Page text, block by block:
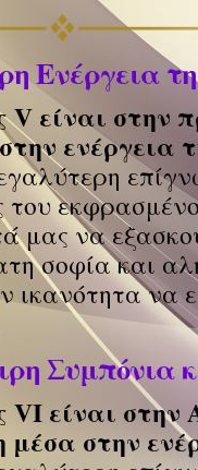
Ενέργεια
είναι στην
ενέργεια
μας να
σοφία και
ικανότητα να
Συμπόνια
είναι στην
στην